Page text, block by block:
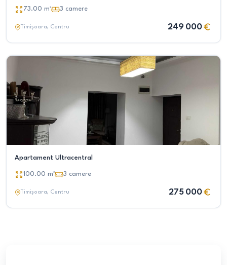
73.00 m² 3 camere
Timișoara, Centru 249 000
Apartament Ultracentral
100.00 m² 3 camere
Timișoara, Centru 275 000